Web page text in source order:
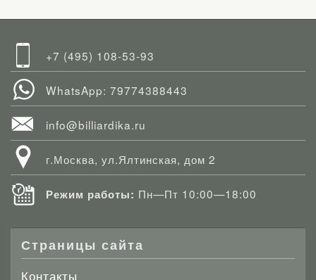
+7 (495) 108-53-93
WhatsApp: 79774388443
info@billiardika.ru
г.Москва, ул.Ялтинская, дом 2
Режим работы: Пн—Пт 10:00—18:00
Страницы сайта
Контакты